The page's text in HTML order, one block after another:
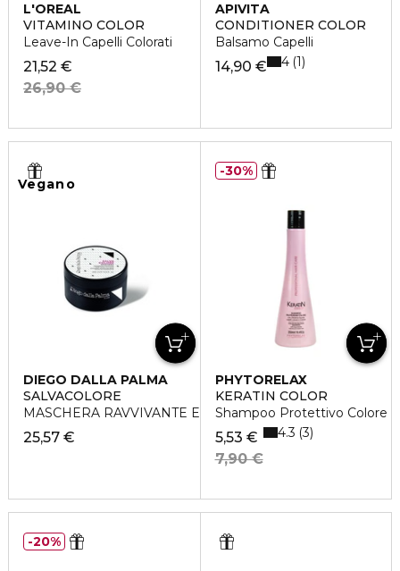
L'OREAL
PROFESSIONNEL
VITAMINO COLOR
Leave-In Capelli Colorati
21,52 €
26,90 €
APIVITA
CONDITIONER COLOR
Balsamo Capelli
14,90 € 4 1
Vegano
DIEGO DALLA PALMA
SALVACOLORE
MASCHERA RAVVIVANTE E PROTETTIVA
25,57 €
PHYTORELAX
KERATIN COLOR
Shampoo Protettivo Colore
5,53 €
7,90 €
4.3 3
30%
20%